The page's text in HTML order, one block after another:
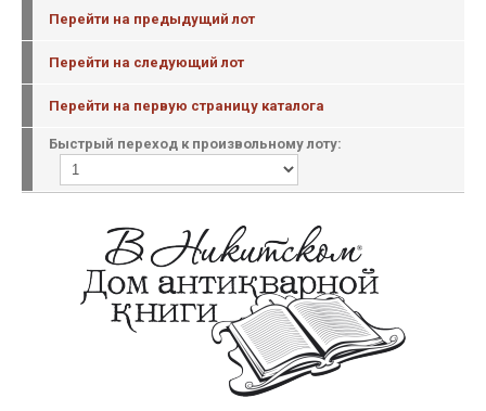
Перейти на предыдущий лот
Перейти на следующий лот
Перейти на первую страницу каталога
Быстрый переход к произвольному лоту: